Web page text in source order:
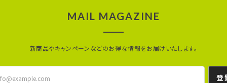
MAIL MAGAZINE
新商品やキャンペーンなどのお得な情報をお届けいたします。
登